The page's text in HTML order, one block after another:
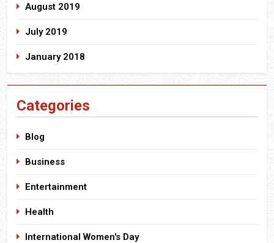
August 2019
July 2019
January 2018
Categories
Blog
Business
Entertainment
Health
International Women's Day